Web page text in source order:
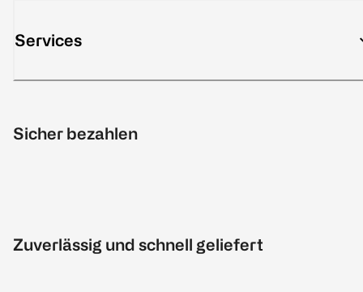
Services
Sicher bezahlen
Zuverlässig und schnell geliefert